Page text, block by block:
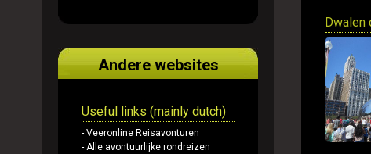
Andere websites
Useful links (mainly dutch)
- Veeronline Reisavonturen
- Alle avontuurlijke rondreizen
Dwalen